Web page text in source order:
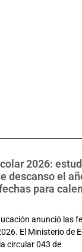
2026:
descanso el
para
anunció las
El Ministerio de
circular 043 de